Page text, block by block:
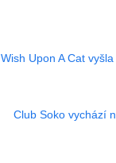
Wish Upon A Cat
Club Soko vychází